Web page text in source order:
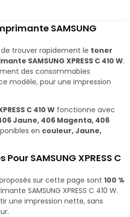
SAMSUNG
trouver rapidement le toner
SAMSUNG XPRESS C 410 W.
des consommables
modèle, pour une impression
C 410 W fonctionne avec
Jaune, 406 Magenta, 406
en couleur, Jaune,
SAMSUNG XPRESS C
sur cette page sont 100 %
SAMSUNG XPRESS C 410 W.
une impression nette, sans